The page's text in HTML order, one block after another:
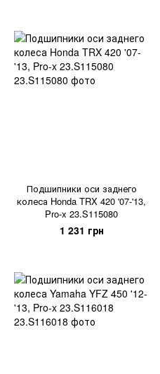
Подшипники оси заднего
колеса Honda TRX 420 '07-'13,
Pro-x 23.S115080
1 231 грн